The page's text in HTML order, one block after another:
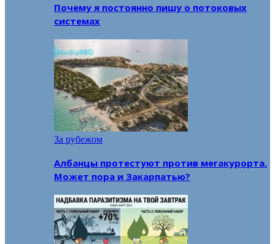
Почему я постоянно пишу о потоковых
системах
За рубежом
Албанцы протестуют против мегакурорта.
Может пора и Закарпатью?